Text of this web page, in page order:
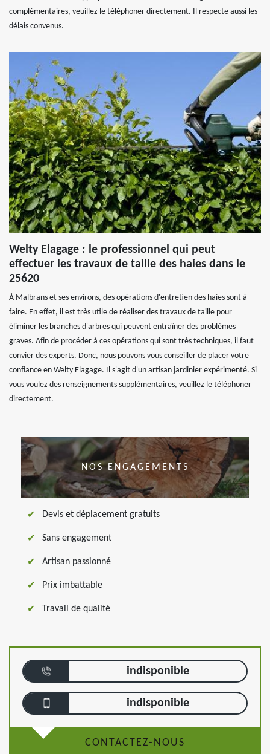
complémentaires, veuillez le téléphoner directement. Il respecte aussi les
délais convenus.
Welty Elagage : le professionnel qui peut
effectuer les travaux de taille des haies dans le
25620
À Malbrans et ses environs, des opérations d'entretien des haies sont à
faire. En effet, il est très utile de réaliser des travaux de taille pour
éliminer les branches d'arbres qui peuvent entraîner des problèmes
graves. Afin de procéder à ces opérations qui sont très techniques, il faut
convier des experts. Donc, nous pouvons vous conseiller de placer votre
confiance en Welty Elagage. Il s'agit d'un artisan jardinier expérimenté. Si
vous voulez des renseignements supplémentaires, veuillez le téléphoner
directement.
NOS ENGAGEMENTS
Devis et déplacement gratuits
Sans engagement
Artisan passionné
Prix imbattable
Travail de qualité
indisponible
indisponible
CONTACTEZ-NOUS